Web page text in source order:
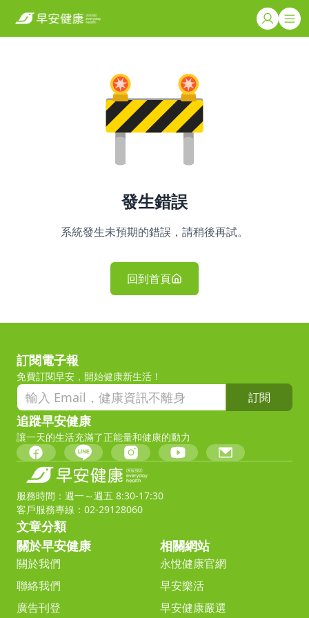
發生錯誤
系統發生未預期的錯誤，請稍後再試。
回到首頁
訂閱電子報
免費訂閱早安，開始健康新生活！
訂閱
追蹤早安健康
讓一天的生活充滿了正能量和健康的動力
服務時間：週一～週五 8:30-17:30
客戶服務專線：02-29128060
文章分類
關於早安健康
關於我們
聯絡我們
廣告刊登
相關網站
永悅健康官網
早安樂活
早安健康嚴選